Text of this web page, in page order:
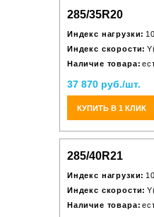
285/35R20
Индекс нагрузки:
Индекс скорости:
Наличие товара:
37 870 руб./шт.
КУПИТЬ В 1 КЛИК
285/40R21
Индекс нагрузки:
Индекс скорости:
Наличие товара: